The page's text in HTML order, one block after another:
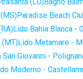
Paradise Beach
Lido Bahia Blanca -
(MT)Lido Metamare -
San Giovanni -
Moderno -